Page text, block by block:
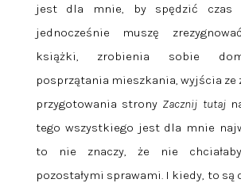
jest dla mnie, by spędzić czas
jednocześnie muszę
książki, zrobienia sobie
posprzątania mieszkania, wyjścia ze
przygotowania strony Zacznij tutaj
tego wszystkiego jest dla mnie
to nie znaczy, że nie
pozostałymi sprawami. I kiedy, to są